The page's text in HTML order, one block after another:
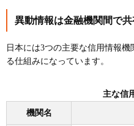
異動情報は金融機関間で
日本には3つの主要な信用情報
る仕組みになっています。
主な信
機関名